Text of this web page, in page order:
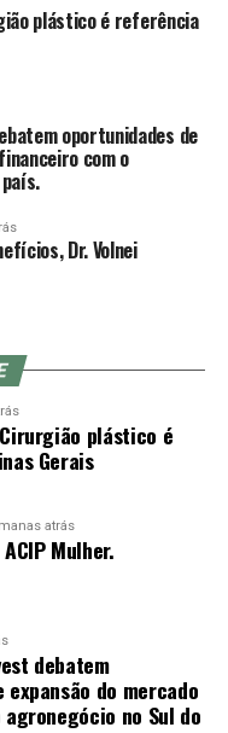
ANCORD (Associação
de Títulos e
se
reconhecida pela
e, por conta de
e constantes
como Entidade
em inteligência de
brasileiro,
o mercado
e operações
tubo plástico
A leve
a pele ajuda a reduzir
muito experientes
em um
profundidade
o mandril (a
e da agulha é
no primeiro
de qi”) se
distensão ou
Se essa
dizendo que o
ou a agulha
ou houve
não é
da agulha,
ser
arrancar, sacudir e
plástico é referência
oportunidades de
com o
Dr. Volnei
plástico é
Gerais
atrás
Mulher.
debatem
do mercado
no Sul do